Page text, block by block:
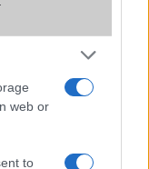
web or
to